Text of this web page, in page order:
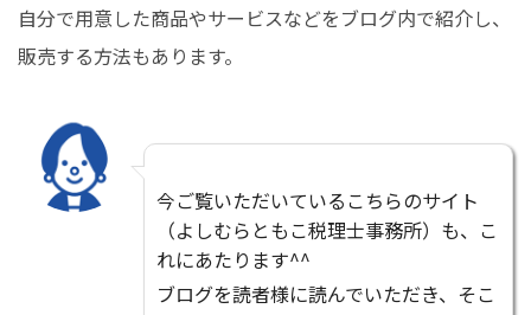
自分で用意した商品やサービスなどをブログ内で紹介し、
販売する方法もあります。
今ご覧いただいているこちらのサイト
（よしむらともこ税理士事務所）も、こ
れにあたります^^
ブログを読者様に読んでいただき、そこ